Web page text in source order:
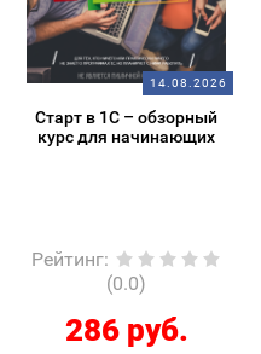
14.08.2026
Старт в 1С – обзорный
курс для начинающих
Рейтинг:
(0.0)
286 руб.